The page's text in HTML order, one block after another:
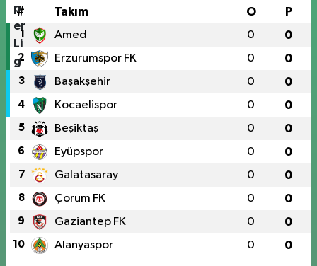
# Takım O P
1 Amed 0 0
2 Erzurumspor FK 0 0
3 Başakşehir 0 0
4 Kocaelispor 0 0
5 Beşiktaş 0 0
6 Eyüpspor 0 0
7 Galatasaray 0 0
8 Çorum FK 0 0
9 Gaziantep FK 0 0
10 Alanyaspor 0 0